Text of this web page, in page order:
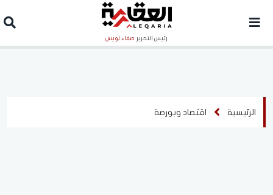
رئيس التحرير صفاء لويس
الرئيسية اقتصاد وبورصة